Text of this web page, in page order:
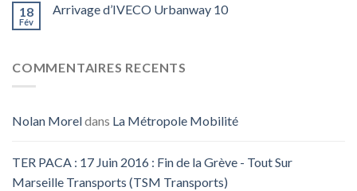
18
Fév
Arrivage d’IVECO Urbanway 10
COMMENTAIRES RECENTS
Nolan Moreldans La Métropole Mobilité
TER PACA : 17 Juin 2016 : Fin de la Grève - Tout Sur
Marseille Transports (TSM Transports)